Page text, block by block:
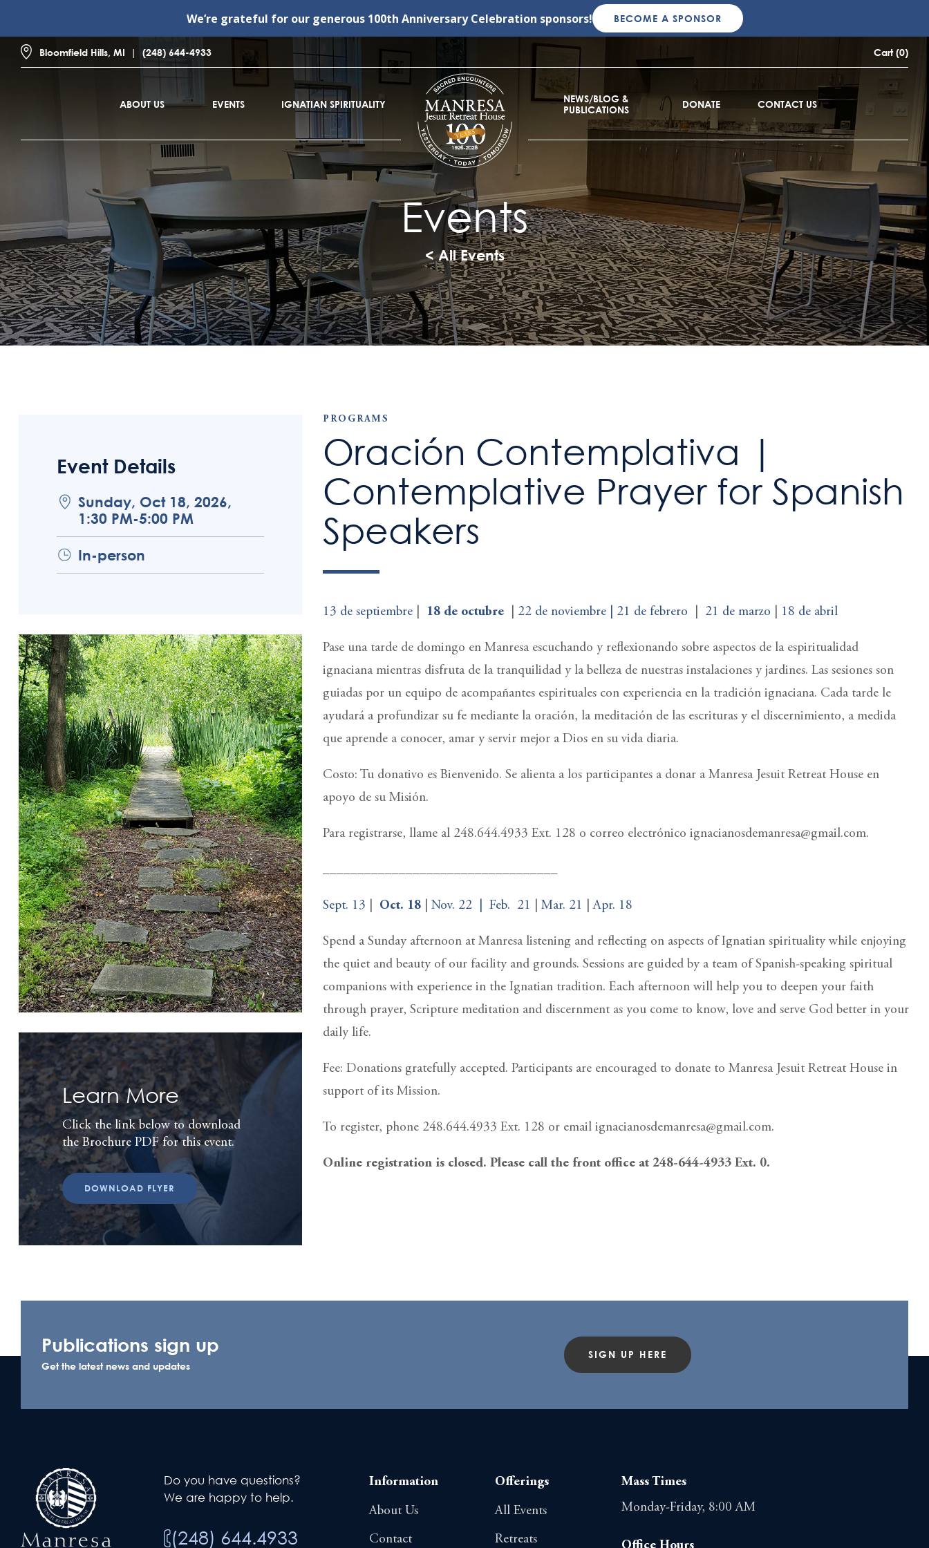
We’re grateful for our generous 100th Anniversary Celebration sponsors! BECOME A SPONSOR
Bloomfield Hills, MI (248) 644-4933 Cart (0)
ABOUT US EVENTS IGNATIAN SPIRITUALITY
NEWS/BLOG &
PUBLICATIONS
DONATE CONTACT US
Events
< All Events
Event Details
Sunday, Oct 18, 2026,
1:30 PM-5:00 PM
In-person
Learn More
Click the link below to download
the Brochure PDF for this event.
DOWNLOAD FLYER
PROGRAMS
Oración Contemplativa |
Contemplative Prayer for Spanish
Speakers
13 de septiembre| 18 de octubre 22 de noviembre | 21 de febrero 21 de marzo 18 de abril
Pase una tarde de domingo en Manresa escuchando y reflexionando sobre aspectos de la espiritualidad
ignaciana mientras disfruta de la tranquilidad y la belleza de nuestras instalaciones y jardines. Las sesiones son
guiadas por un equipo de acompañantes espirituales con experiencia en la tradición ignaciana. Cada tarde le
ayudará a profundizar su fe mediante la oración, la meditación de las escrituras y el discernimiento, a medida
que aprende a conocer, amar y servir mejor a Dios en su vida diaria.
Costo: Tu donativo es Bienvenido. Se alienta a los participantes a donar a Manresa Jesuit Retreat House en
apoyo de su Misión.
Para registrarse, llame al 248.644.4933 Ext. 128 o correo electrónico ignacianosdemanresa@gmail.com.
Sept. 13 Oct. 18 Nov. 22 | Feb. 21 Mar. 21 |Apr. 18
Spend a Sunday afternoon at Manresa listening and reflecting on aspects of Ignatian spirituality while enjoying
the quiet and beauty of our facility and grounds. Sessions are guided by a team of Spanish-speaking spiritual
companions with experience in the Ignatian tradition. Each afternoon will help you to deepen your faith
through prayer, Scripture meditation and discernment as you come to know, love and serve God better in your
daily life.
Fee: Donations gratefully accepted. Participants are encouraged to donate to Manresa Jesuit Retreat House in
support of its Mission.
To register, phone 248.644.4933 Ext. 128 or email ignacianosdemanresa@gmail.com.
Online registration is closed. Please call the front office at 248-644-4933 Ext. 0.
Publications sign up
Get the latest news and updates
SIGN UP HERE
Do you have questions?
We are happy to help.
(248) 644.4933
Information
About Us
Contact
Offerings
All Events
Retreats
Mass Times
Monday-Friday, 8:00 AM
Office Hours